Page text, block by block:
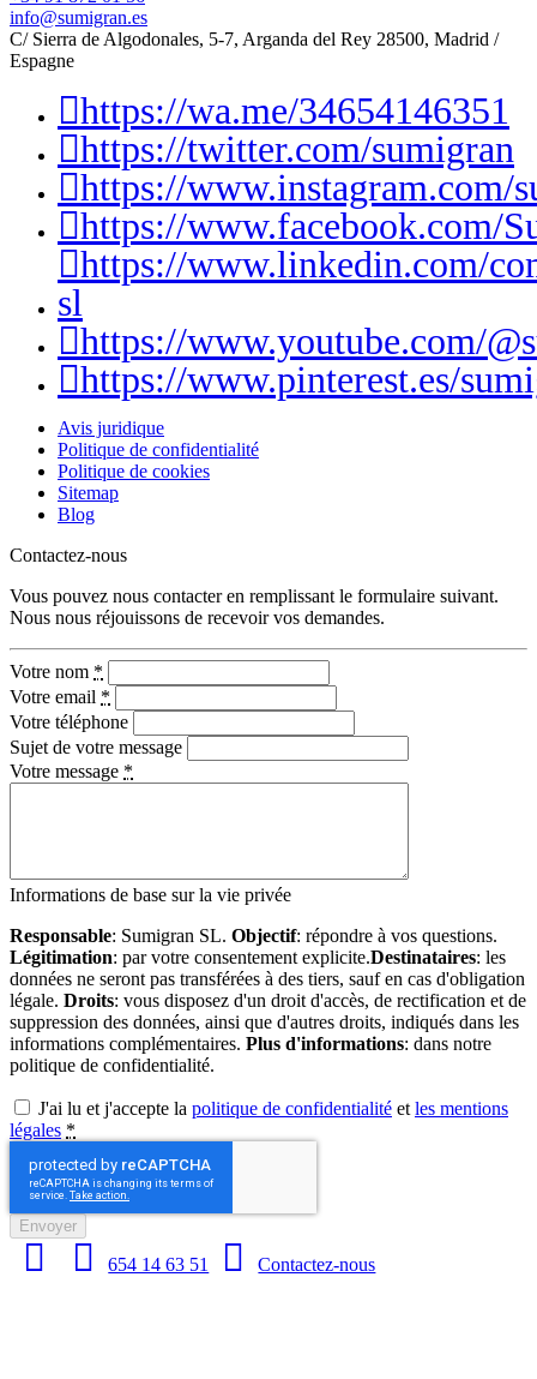
info@sumigran.es
C/ Sierra de Algodonales, 5-7, Arganda del Rey 28500, Madrid /
Espagne
https://wa.me/34654146351
https://twitter.com/sumigran
https://www.instagram.com/
https://www.facebook.com/
https://www.linkedin.com/
sl
https://www.youtube.com/
https://www.pinterest.es/
Avis juridique
Politique de confidentialité
Politique de cookies
Sitemap
Blog
Contactez-nous
Vous pouvez nous contacter en remplissant le formulaire suivant.
Nous nous réjouissons de recevoir vos demandes.
Votre nom *
Votre email *
Votre téléphone
Sujet de votre message
Votre message *
Informations de base sur la vie privée
Responsable: Sumigran SL. Objectif: répondre à vos questions.
Légitimation: par votre consentement explicite.Destinataires: les
données ne seront pas transférées à des tiers, sauf en cas d'obligation
légale. Droits: vous disposez d'un droit d'accès, de rectification et de
suppression des données, ainsi que d'autres droits, indiqués dans les
informations complémentaires. Plus d'informations: dans notre
politique de confidentialité.
J'ai lu et j'accepte la politique de confidentialité et les mentions
légales *
Envoyer
654 14 63 51 Contactez-nous